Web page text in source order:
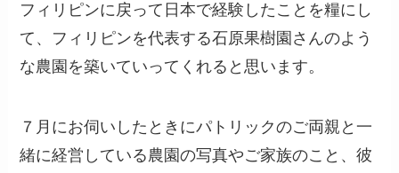
フィリピンに戻って日本で経験したことを糧にし
て、フィリピンを代表する石原果樹園さんのよう
な農園を築いていってくれると思います。
７月にお伺いしたときにパトリックのご両親と一
緒に経営している農園の写真やご家族のこと、彼